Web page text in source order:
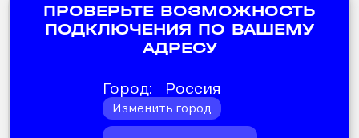
ПРОВЕРЬТЕ ВОЗМОЖНОСТЬ
ПОДКЛЮЧЕНИЯ ПО ВАШЕМУ
АДРЕСУ
Город: Россия
Изменить город